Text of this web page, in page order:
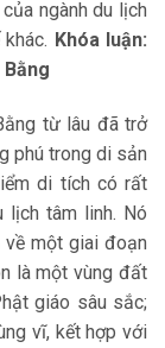
ngành du lịch
Khóa luận:
từ lâu đã trở
phú trong di sản
di tích có rất
lịch tâm linh. Nó
một giai đoạn
là một vùng đất
giáo sâu sắc;
vĩ, kết hợp với